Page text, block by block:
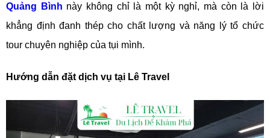
Quảng Bình này không chỉ là một kỳ nghỉ, mà còn là lời
khẳng định đanh thép cho chất lượng và năng lý tổ chức
tour chuyên nghiệp của tụi mình.
Hướng dẫn đặt dịch vụ tại Lê Travel